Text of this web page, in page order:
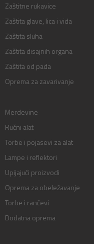
Zaštitne rukavice
Zaštita glave, lica i vida
Zaštita sluha
Zaštita disajnih organa
Zaštita od pada
Oprema za zavarivanje
Merdevine
Ručni alat
Torbe i pojasevi za alat
Lampe i reflektori
Upijajući proizvodi
Oprema za obeležavanje
Torbe i rančevi
Dodatna oprema